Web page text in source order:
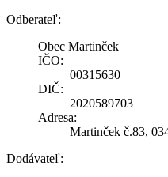
Odberateľ:
Obec Martinček
IČO:
00315630
DIČ:
2020589703
Adresa:
Martinček č.83,
Dodávateľ: